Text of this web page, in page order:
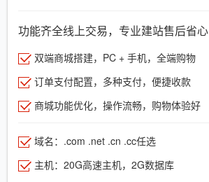
功能齐全线上交易，专业建站售后省心
双端商城搭建，PC + 手机，全端购物
订单支付配置，多种支付，便捷收款
商城功能优化，操作流畅，购物体验好
域名：.com .net .cn .cc任选
主机：20G高速主机，2G数据库